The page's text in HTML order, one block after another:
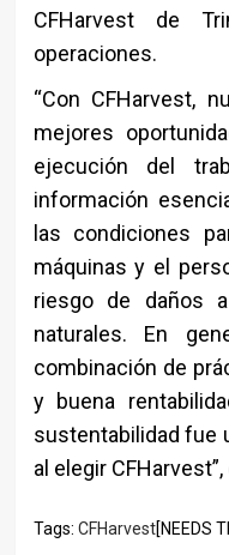
CFHarvest de
operaciones.
“Con CFHarvest,
mejores
ejecución del
información
las condiciones
máquinas y el
riesgo de daños
naturales. En
combinación de
y buena
sustentabilidad fue
al elegir
Tags: CFHarvest[NEEDS